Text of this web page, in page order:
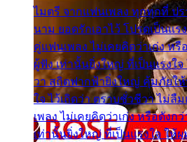
ไมตรี จากแฟนเพลง ทุกทุกที่ ป
นาม ยอดรักเอาไว้ โปรดเป็นแร
คู่แฟนเพลง ไม่เคยคิดว่าเก่ง ห
ผู้ฟัง เท่านั้นยิ่งใหญ่ ที่เป็นแรงใ
วา สถิตฟากฟ้ายิ่งใหญ่ คุ้มภัยให้
ใจ ไว้เถิดว่า ตราบชั่วชีวา ไม่ลื
เพลง ไม่เคยคิดว่าเก่ง หรือดัง
เท่านั้นยิ่งใหญ่ ที่เป็นแรงใจ ให้